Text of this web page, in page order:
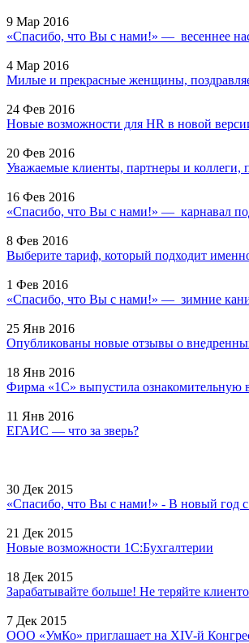
9 Мар 2016
«Спасибо, что Вы с нами!» — весеннее
4 Мар 2016
Милые и прекрасные женщины,
24 Фев 2016
Новые возможности для HR в новой
20 Фев 2016
Уважаемые клиенты, партнеры и коллеги,
16 Фев 2016
«Спасибо, что Вы с нами!» — карнавал
8 Фев 2016
Выберите тариф, который подходит
1 Фев 2016
«Спасибо, что Вы с нами!» — зимние
25 Янв 2016
Опубликованы новые отзывы о
18 Янв 2016
Фирма «1С» выпустила
11 Янв 2016
ЕГАИС — что за зверь?
30 Дек 2015
«Спасибо, что Вы с нами!» - В новый
21 Дек 2015
Новые возможности 1С:Бухгалтерии
18 Дек 2015
Зарабатывайте больше! Не теряйте
7 Дек 2015
ООО «УмКо» приглашает на XIV-й